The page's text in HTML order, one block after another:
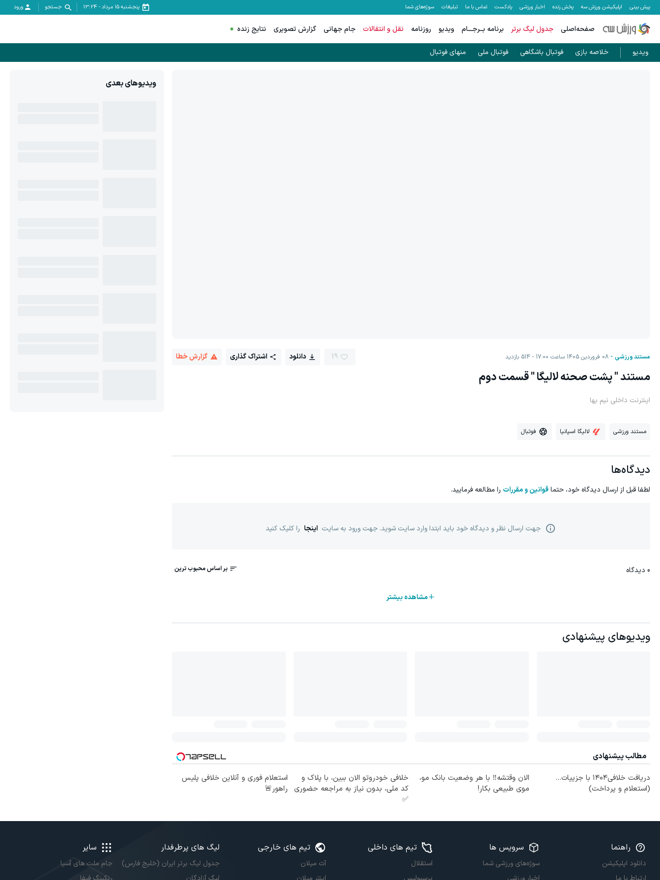
پیش بینی اپلیکیشن ورزش سه پخش زنده اخبار ورزشی پادکست تماس با ما تبلیغات سوژه‌های شما پنجشنبه ۱۵ مرداد -
13:24 جستجو ورود
صفحه‌اصلی جدول لیگ برتر برنامه بــرجـــام ویدیو روزنامه نقل و انتقالات جام جهانی گزارش تصویری نتایج زنده
ویدیو خلاصه بازی فوتبال باشگاهی فوتبال ملی منهای فوتبال
مستند ورزشی 08 فروردين 1405 ساعت 17:00 514 بازدید 19 دانلود اشتراک گذاری گزارش خطا
مستند " پشت صحنه لالیگا " قسمت دوم
اینترنت داخلی نیم بها
مستند ورزشی لالیگا اسپانیا فوتبال
دیدگاه‌ها
لطفا قبل از ارسال دیدگاه خود، حتماقوانین و مقررات را مطالعه فرمایید.
جهت ارسال نظر و دیدگاه خود باید ابتدا وارد سایت شوید. جهت ورود به سایت اینجا را کلیک کنید
0 دیدگاه
مشاهده بیشتر
ویدیوهای پیشنهادی
مطالب پیشنهادی
دریافت خلافی۱۴۰۴ با جزییات...
(استعلام و پرداخت)
الان وقتشه‼️ با هر وضعیت بانک مو،
موی طبیعی بکار!
خلافی خودروتو الان ببین، با پلاک و
کد ملی، بدون نیاز به مراجعه حضوری
✅
استعلام فوری و آنلاین خلافی پلیس
راهور🚨
ویدیوهای بعدی
راهنما
دانلود اپلیکیشن
سرویس ها
سوژه‌های ورزشی شما
تیم های داخلی
استقلال
تیم های خارجی
آث میلان
لیگ های پرطرفدار
جدول لیگ برتر ایران (خلیج فارس)
سایر
جام ملت های آسیا